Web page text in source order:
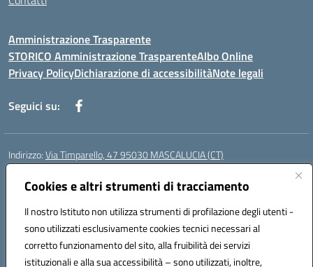
Cookies e altri strumenti di tracciamento
Il nostro Istituto non utilizza strumenti di profilazione degli utenti -
sono utilizzati esclusivamente cookies tecnici necessari al
corretto funzionamento del sito, alla fruibilità dei servizi
istituzionali e alla sua accessibilità – sono utilizzati, inoltre,
Amministrazione Trasparente
STORICO Amministrazione TrasparenteAlbo Online
Privacy PolicyDichiarazione di accessibilitàNote legali
Seguici su:
Indirizzo:Via Timparello, 47 95030 MASCALUCIA (CT)
Centralino:
Posta elettronica certificata (PEC):ctic8bc002@pec.istruzione.it
Codice fiscale: 93238350875
Codice meccanografico:ctic8bc002
Codice Indice delle Pubbliche Amministrazioni (IPA): istsc_ctic8bc002
Codice unico di fatturazione (CUF): 2PO2JW